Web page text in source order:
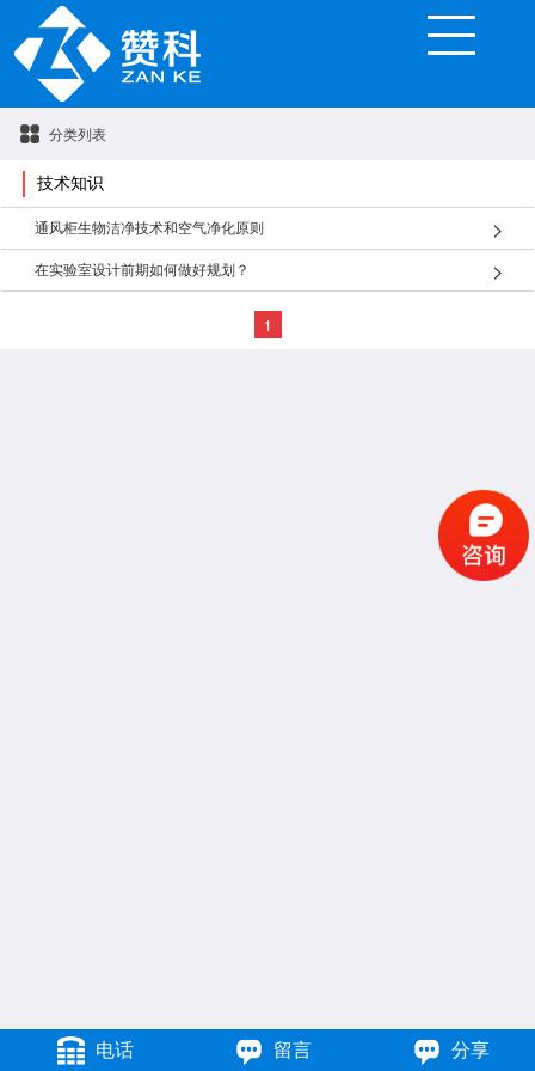
分类列表
技术知识
通风柜生物洁净技术和空气净化原则
在实验室设计前期如何做好规划？
1
电话 留言 分享